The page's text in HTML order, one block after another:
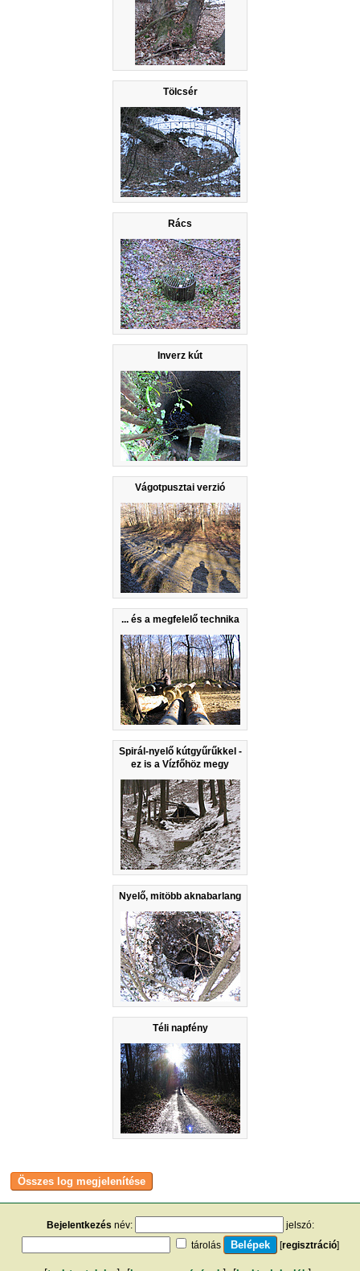
Tölcsér
Rács
Inverz kút
Vágotpusztai verzió
... és a megfelelő technika
Spirál-nyelő kútgyűrűkkel -
ez is a Vízfőhöz megy
Nyelő, mitöbb aknabarlang
Téli napfény
Bejelentkezés név:
jelszó:
tárolás
[regisztráció]